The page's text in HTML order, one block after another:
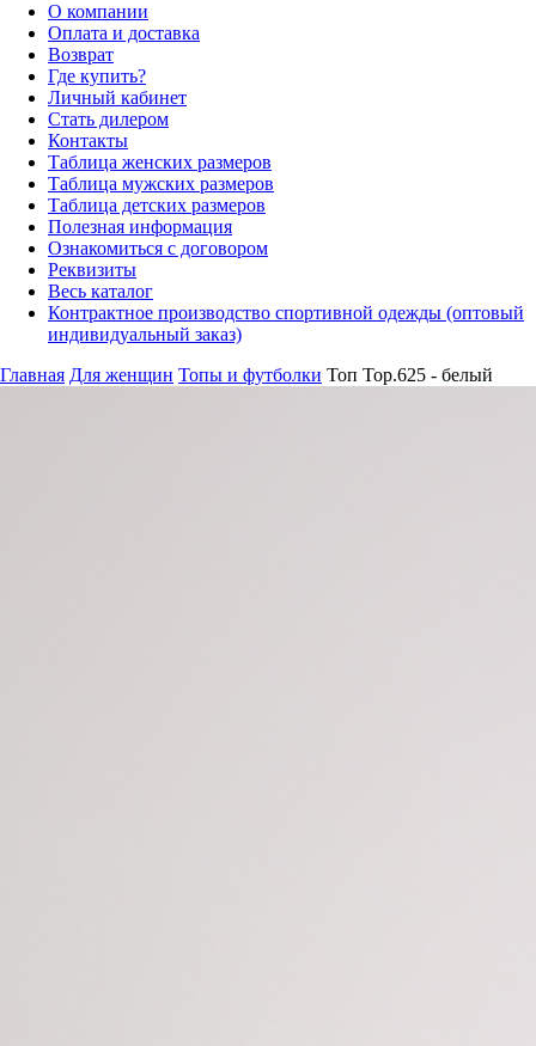
О компании
Оплата и доставка
Возврат
Где купить?
Личный кабинет
Стать дилером
Контакты
Таблица женских размеров
Таблица мужских размеров
Таблица детских размеров
Полезная информация
Ознакомиться с договором
Реквизиты
Весь каталог
Контрактное производство спортивной одежды (оптовый
индивидуальный заказ)
Главная Для женщин Топы и футболки Топ Top.625 - белый